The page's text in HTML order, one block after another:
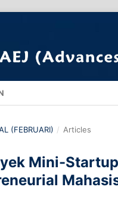
(FEBRUARI) / Articles
Mini-